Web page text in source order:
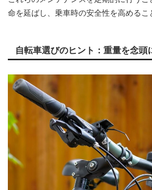
命を延ばし、乗車時の安全性を高めるこ
自転車選びのヒント：重量を念頭